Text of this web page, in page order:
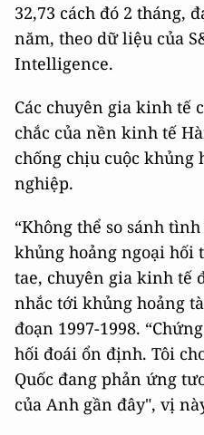
32,73 cách đó 2 tháng,
năm, theo dữ liệu của
Intelligence.
Các chuyên gia kinh tế
chắc của nền kinh tế
chống chịu cuộc khủng
nghiệp.
“Không thể so sánh
khủng hoảng ngoại hối
tae, chuyên gia kinh tế
nhắc tới khủng hoảng
đoạn 1997-1998.
hối đoái ổn định. Tôi
Quốc đang phản ứng
của Anh gần đây", vị